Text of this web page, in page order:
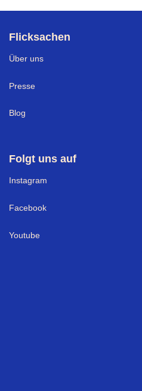
Flicksachen
Über uns
Presse
Blog
Folgt uns auf
Instagram
Facebook
Youtube